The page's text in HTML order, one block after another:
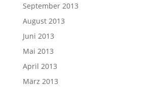
September 2013
August 2013
Juni 2013
Mai 2013
April 2013
März 2013